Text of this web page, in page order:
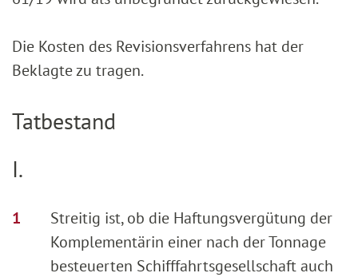
Die Kosten des Revisionsverfahrens hat der
Beklagte zu tragen.
Tatbestand
I.
Streitig ist, ob die Haftungsvergütung der
Komplementärin einer nach der Tonnage
besteuerten Schifffahrtsgesellschaft auch